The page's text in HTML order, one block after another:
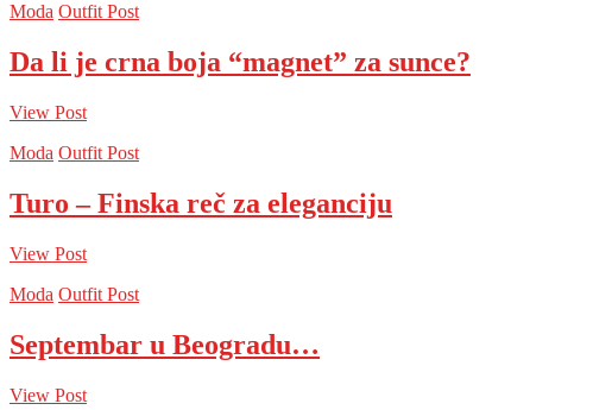
Moda Outfit Post
Da li je crna boja “magnet” za sunce?
View Post
Moda Outfit Post
Turo – Finska reč za eleganciju
View Post
Moda Outfit Post
Septembar u Beogradu…
View Post